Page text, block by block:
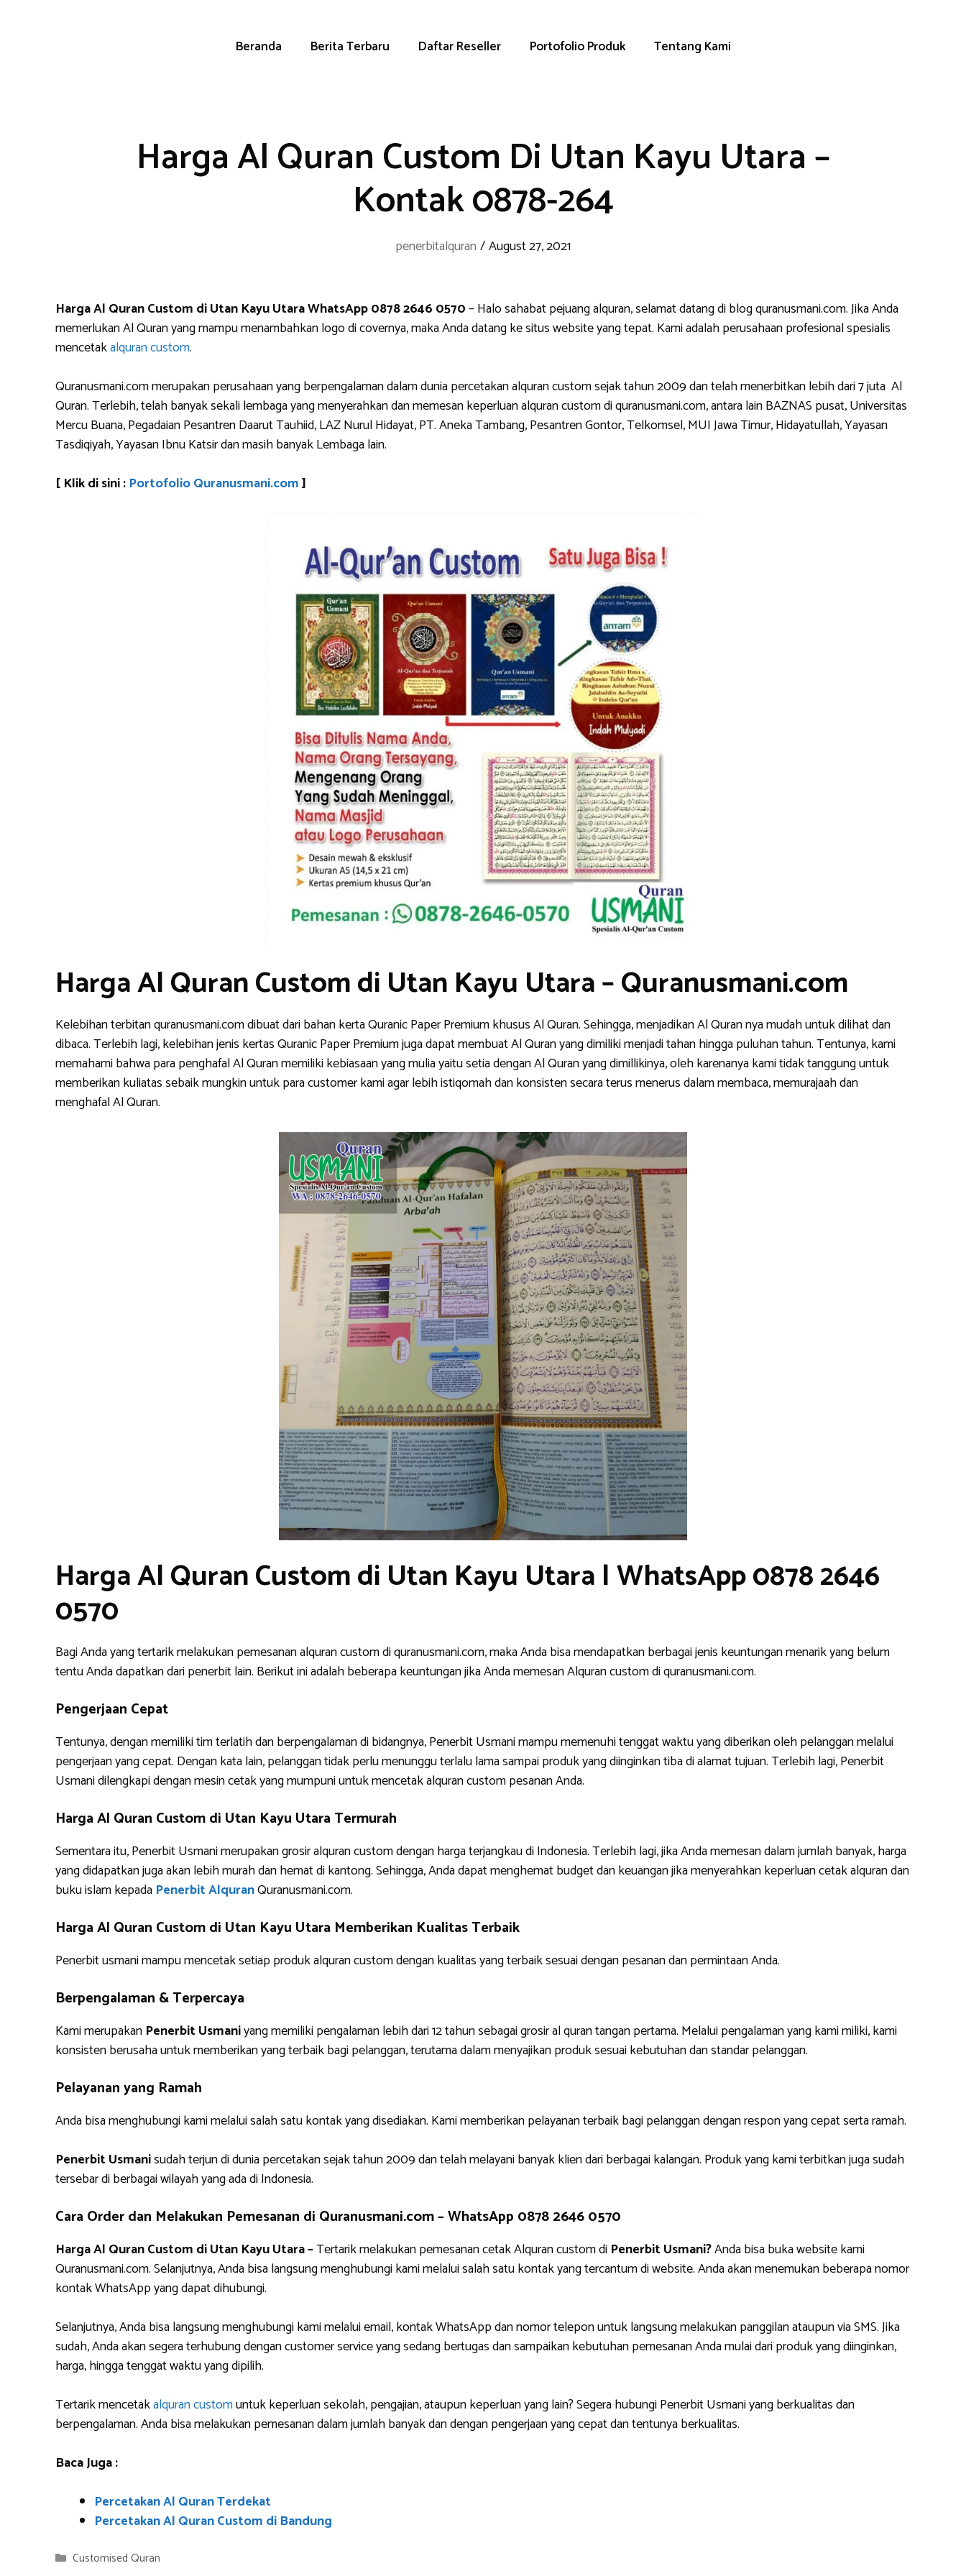
Beranda Berita Terbaru Daftar Reseller Portofolio Produk Tentang Kami
Harga Al Quran Custom Di Utan Kayu Utara –
Kontak 0878-264
penerbitalquran /August 27, 2021
Harga Al Quran Custom di Utan Kayu Utara WhatsApp 0878 2646 0570– Halo sahabat pejuang alquran, selamat datang di blog quranusmani.com. Jika Anda
memerlukan Al Quran yang mampu menambahkan logo di covernya, maka Anda datang ke situs website yang tepat. Kami adalah perusahaan profesional spesialis
mencetakalquran custom.
Quranusmani.com merupakan perusahaan yang berpengalaman dalam dunia percetakan alquran custom sejak tahun 2009 dan telah menerbitkan lebih dari 7 juta Al
Quran. Terlebih, telah banyak sekali lembaga yang menyerahkan dan memesan keperluan alquran custom di quranusmani.com, antara lain BAZNAS pusat, Universitas
Mercu Buana, Pegadaian Pesantren Daarut Tauhiid, LAZ Nurul Hidayat, PT. Aneka Tambang, Pesantren Gontor, Telkomsel, MUI Jawa Timur, Hidayatullah, Yayasan
Tasdiqiyah, Yayasan Ibnu Katsir dan masih banyak Lembaga lain.
[ Klik di sini : Portofolio Quranusmani.com]
Harga Al Quran Custom di Utan Kayu Utara – Quranusmani.com
Kelebihan terbitan quranusmani.com dibuat dari bahan kerta Quranic Paper Premium khusus Al Quran. Sehingga, menjadikan Al Quran nya mudah untuk dilihat dan
dibaca. Terlebih lagi, kelebihan jenis kertas Quranic Paper Premium juga dapat membuat Al Quran yang dimiliki menjadi tahan hingga puluhan tahun. Tentunya, kami
memahami bahwa para penghafal Al Quran memiliki kebiasaan yang mulia yaitu setia dengan Al Quran yang dimillikinya, oleh karenanya kami tidak tanggung untuk
memberikan kuliatas sebaik mungkin untuk para customer kami agar lebih istiqomah dan konsisten secara terus menerus dalam membaca, memurajaah dan
menghafal Al Quran.
Harga Al Quran Custom di Utan Kayu Utara | WhatsApp 0878 2646
0570
Bagi Anda yang tertarik melakukan pemesanan alquran custom di quranusmani.com, maka Anda bisa mendapatkan berbagai jenis keuntungan menarik yang belum
tentu Anda dapatkan dari penerbit lain. Berikut ini adalah beberapa keuntungan jika Anda memesan Alquran custom di quranusmani.com.
Pengerjaan Cepat
Tentunya, dengan memiliki tim terlatih dan berpengalaman di bidangnya, Penerbit Usmani mampu memenuhi tenggat waktu yang diberikan oleh pelanggan melalui
pengerjaan yang cepat. Dengan kata lain, pelanggan tidak perlu menunggu terlalu lama sampai produk yang diinginkan tiba di alamat tujuan. Terlebih lagi, Penerbit
Usmani dilengkapi dengan mesin cetak yang mumpuni untuk mencetak alquran custom pesanan Anda.
Harga Al Quran Custom di Utan Kayu Utara Termurah
Sementara itu, Penerbit Usmani merupakan grosir alquran custom dengan harga terjangkau di Indonesia. Terlebih lagi, jika Anda memesan dalam jumlah banyak, harga
yang didapatkan juga akan lebih murah dan hemat di kantong. Sehingga, Anda dapat menghemat budget dan keuangan jika menyerahkan keperluan cetak alquran dan
buku islam kepada Penerbit AlquranQuranusmani.com.
Harga Al Quran Custom di Utan Kayu Utara Memberikan Kualitas Terbaik
Penerbit usmani mampu mencetak setiap produk alquran custom dengan kualitas yang terbaik sesuai dengan pesanan dan permintaan Anda.
Berpengalaman & Terpercaya
Kami merupakan Penerbit Usmaniyang memiliki pengalaman lebih dari 12 tahun sebagai grosir al quran tangan pertama. Melalui pengalaman yang kami miliki, kami
konsisten berusaha untuk memberikan yang terbaik bagi pelanggan, terutama dalam menyajikan produk sesuai kebutuhan dan standar pelanggan.
Pelayanan yang Ramah
Anda bisa menghubungi kami melalui salah satu kontak yang disediakan. Kami memberikan pelayanan terbaik bagi pelanggan dengan respon yang cepat serta ramah.
Penerbit Usmanisudah terjun di dunia percetakan sejak tahun 2009 dan telah melayani banyak klien dari berbagai kalangan. Produk yang kami terbitkan juga sudah
tersebar di berbagai wilayah yang ada di Indonesia.
Cara Order dan Melakukan Pemesanan di Quranusmani.com –WhatsApp 0878 2646 0570
Harga Al Quran Custom di Utan Kayu Utara –Tertarik melakukan pemesanan cetak Alquran custom di Penerbit Usmani?Anda bisa buka website kami
Quranusmani.com. Selanjutnya, Anda bisa langsung menghubungi kami melalui salah satu kontak yang tercantum di website. Anda akan menemukan beberapa nomor
kontak WhatsApp yang dapat dihubungi.
Selanjutnya, Anda bisa langsung menghubungi kami melalui email, kontak WhatsApp dan nomor telepon untuk langsung melakukan panggilan ataupun via SMS. Jika
sudah, Anda akan segera terhubung dengan customer service yang sedang bertugas dan sampaikan kebutuhan pemesanan Anda mulai dari produk yang diinginkan,
harga, hingga tenggat waktu yang dipilih.
Tertarik mencetakalquran customuntuk keperluan sekolah, pengajian, ataupun keperluan yang lain? Segera hubungi Penerbit Usmani yang berkualitas dan
berpengalaman. Anda bisa melakukan pemesanan dalam jumlah banyak dan dengan pengerjaan yang cepat dan tentunya berkualitas.
Baca Juga :
Percetakan Al Quran Terdekat
Percetakan Al Quran Custom di Bandung
Categories
Customised Quran